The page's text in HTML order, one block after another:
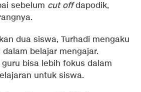
sebelum cut offdapodik,
dua siswa, Turhadi mengaku
belajar mengajar.
bisa lebih fokus dalam
untuk siswa.